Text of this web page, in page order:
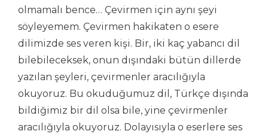
olmamalı bence… Çevirmen için aynı şeyi
söyleyemem. Çevirmen hakikaten o esere
dilimizde ses veren kişi. Bir, iki kaç yabancı dil
bilebileceksek, onun dışındaki bütün dillerde
yazılan şeyleri, çevirmenler aracılığıyla
okuyoruz. Bu okuduğumuz dil, Türkçe dışında
bildiğimiz bir dil olsa bile, yine çevirmenler
aracılığıyla okuyoruz. Dolayısıyla o eserlere ses